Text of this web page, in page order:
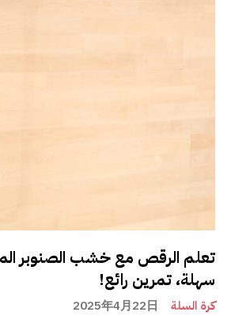
تعلم الرقص مع خشب الصنوبر
سهلة، تمرين رائع!
كرة السلة 2025年4月22日